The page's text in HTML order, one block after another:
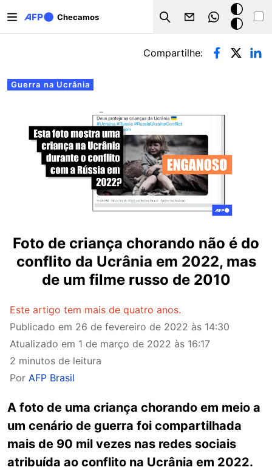
Checamos
Search
Modo
escuro
Abas primárias
Guerra na Ucrânia
Compartilhe:
Foto de criança chorando não é do
conflito da Ucrânia em 2022, mas
de um filme russo de 2010
Este artigo tem mais de quatro anos.
Publicado em 26 de fevereiro de 2022 às 14:30
Atualizado em 1 de março de 2022 às 16:17
2 minutos de leitura
Por AFP Brasil
A foto de uma criança chorando em meio a
um cenário de guerra foi compartilhada
mais de 90 mil vezes nas redes sociais
atribuída ao conflito na Ucrânia em 2022.